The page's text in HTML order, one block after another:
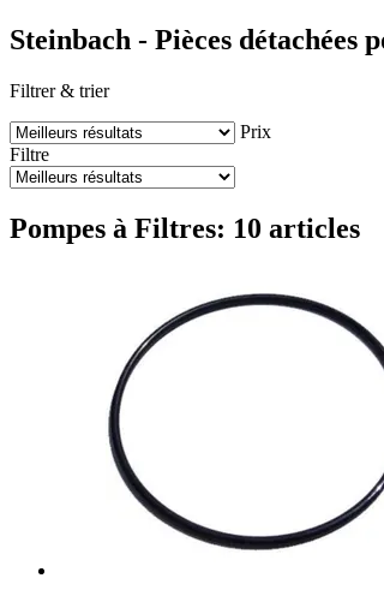
Steinbach - Pièces détachées
Filtrer & trier
Prix
Filtre
Pompes à Filtres: 10 articles